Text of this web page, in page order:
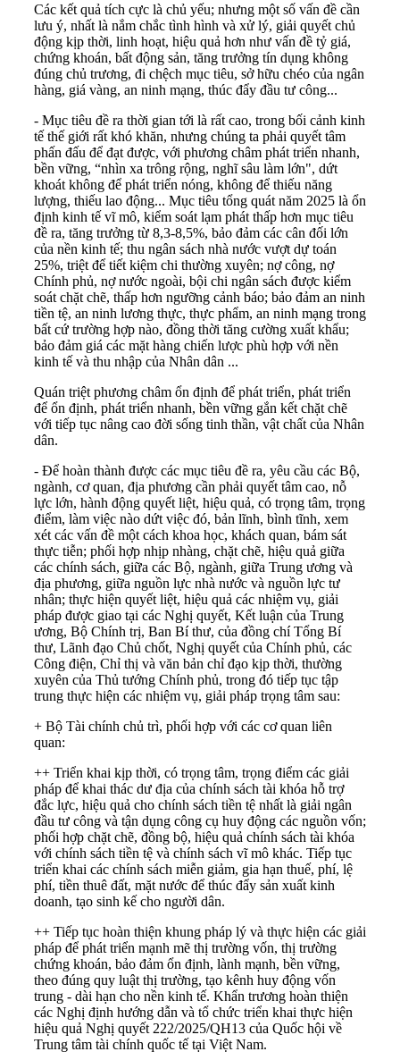
Các kết quả tích cực là chủ yếu; nhưng một số vấn đề cần
lưu ý, nhất là nắm chắc tình hình và xử lý, giải quyết chủ
động kịp thời, linh hoạt, hiệu quả hơn như vấn đề tỷ giá,
chứng khoán, bất động sản, tăng trưởng tín dụng không
đúng chủ trương, đi chệch mục tiêu, sở hữu chéo của ngân
hàng, giá vàng, an ninh mạng, thúc đẩy đầu tư công...
- Mục tiêu đề ra thời gian tới là rất cao, trong bối cảnh kinh
tế thế giới rất khó khăn, nhưng chúng ta phải quyết tâm
phấn đấu để đạt được, với phương châm phát triển nhanh,
bền vững, “nhìn xa trông rộng, nghĩ sâu làm lớn", dứt
khoát không để phát triển nóng, không để thiếu năng
lượng, thiếu lao động... Mục tiêu tổng quát năm 2025 là ổn
định kinh tế vĩ mô, kiểm soát lạm phát thấp hơn mục tiêu
đề ra, tăng trưởng từ 8,3-8,5%, bảo đảm các cân đối lớn
của nền kinh tế; thu ngân sách nhà nước vượt dự toán
25%, triệt để tiết kiệm chi thường xuyên; nợ công, nợ
Chính phủ, nợ nước ngoài, bội chi ngân sách được kiểm
soát chặt chẽ, thấp hơn ngưỡng cảnh báo; bảo đảm an ninh
tiền tệ, an ninh lương thực, thực phẩm, an ninh mạng trong
bất cứ trường hợp nào, đồng thời tăng cường xuất khẩu;
bảo đảm giá các mặt hàng chiến lược phù hợp với nền
kinh tế và thu nhập của Nhân dân ...
Quán triệt phương châm ổn định để phát triển, phát triển
để ổn định, phát triển nhanh, bền vững gắn kết chặt chẽ
với tiếp tục nâng cao đời sống tinh thần, vật chất của Nhân
dân.
- Để hoàn thành được các mục tiêu đề ra, yêu cầu các Bộ,
ngành, cơ quan, địa phương cần phải quyết tâm cao, nỗ
lực lớn, hành động quyết liệt, hiệu quả, có trọng tâm, trọng
điểm, làm việc nào dứt việc đó, bản lĩnh, bình tĩnh, xem
xét các vấn đề một cách khoa học, khách quan, bám sát
thực tiễn; phối hợp nhịp nhàng, chặt chẽ, hiệu quả giữa
các chính sách, giữa các Bộ, ngành, giữa Trung ương và
địa phương, giữa nguồn lực nhà nước và nguồn lực tư
nhân; thực hiện quyết liệt, hiệu quả các nhiệm vụ, giải
pháp được giao tại các Nghị quyết, Kết luận của Trung
ương, Bộ Chính trị, Ban Bí thư, của đồng chí Tổng Bí
thư, Lãnh đạo Chủ chốt, Nghị quyết của Chính phủ, các
Công điện, Chỉ thị và văn bản chỉ đạo kịp thời, thường
xuyên của Thủ tướng Chính phủ, trong đó tiếp tục tập
trung thực hiện các nhiệm vụ, giải pháp trọng tâm sau:
+ Bộ Tài chính chủ trì, phối hợp với các cơ quan liên
quan:
++ Triển khai kịp thời, có trọng tâm, trọng điểm các giải
pháp để khai thác dư địa của chính sách tài khóa hỗ trợ
đắc lực, hiệu quả cho chính sách tiền tệ nhất là giải ngân
đầu tư công và tận dụng công cụ huy động các nguồn vốn;
phối hợp chặt chẽ, đồng bộ, hiệu quả chính sách tài khóa
với chính sách tiền tệ và chính sách vĩ mô khác. Tiếp tục
triển khai các chính sách miễn giảm, gia hạn thuế, phí, lệ
phí, tiền thuê đất, mặt nước để thúc đẩy sản xuất kinh
doanh, tạo sinh kế cho người dân.
++ Tiếp tục hoàn thiện khung pháp lý và thực hiện các giải
pháp để phát triển mạnh mẽ thị trường vốn, thị trường
chứng khoán, bảo đảm ổn định, lành mạnh, bền vững,
theo đúng quy luật thị trường, tạo kênh huy động vốn
trung - dài hạn cho nền kinh tế. Khẩn trương hoàn thiện
các Nghị định hướng dẫn và tổ chức triển khai thực hiện
hiệu quả Nghị quyết 222/2025/QH13 của Quốc hội về
Trung tâm tài chính quốc tế tại Việt Nam.